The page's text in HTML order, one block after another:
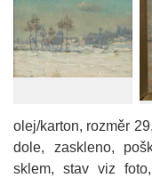
olej/karton, rozměr
dole, zaskleno,
sklem, stav viz